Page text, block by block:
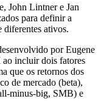
John Lintner e Jan
para definir a
diferentes ativos.
por Eugene
incluir dois fatores
que os retornos dos
de mercado (beta),
minus-big, SMB) e